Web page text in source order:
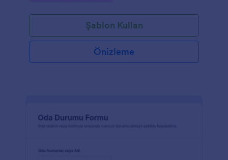
Şablon Kullan
Önizleme